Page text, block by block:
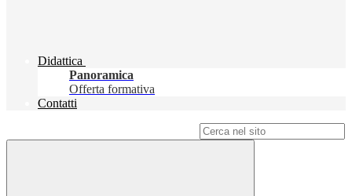
Didattica
Panoramica
Offerta formativa
Contatti